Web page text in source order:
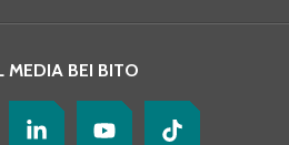
MEDIA BEI BITO